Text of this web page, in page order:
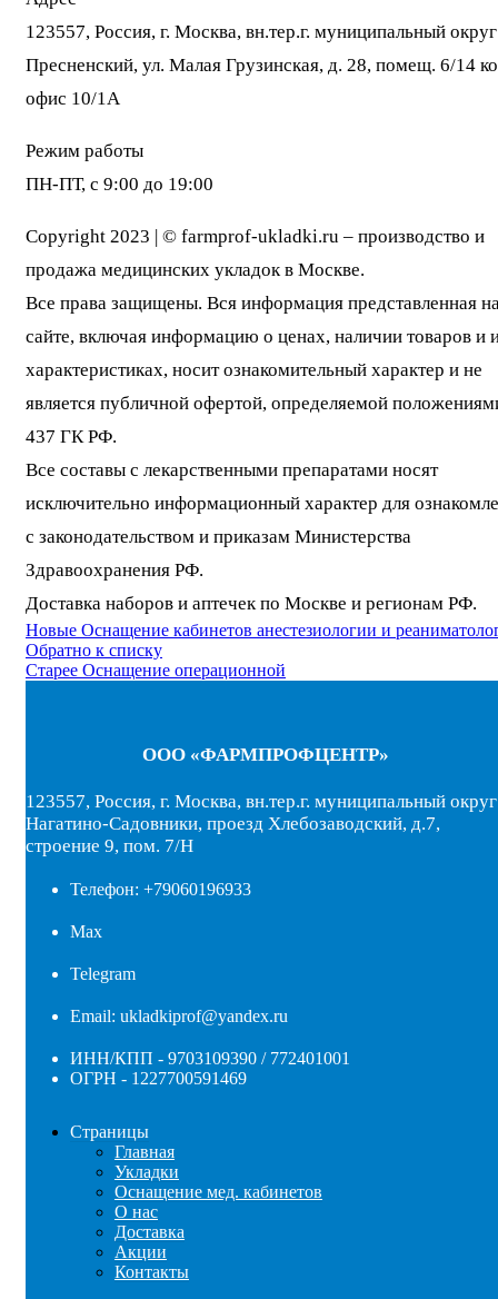
123557, Россия, г. Москва, вн.тер.г. муниципальный округ
Пресненский, ул. Малая Грузинская, д. 28, помещ. 6/14
офис 10/1А
Режим работы
ПН-ПТ, с 9:00 до 19:00
Copyright 2023 | © farmprof-ukladki.ru – производство и
продажа медицинских укладок в Москве.
Все права защищены. Вся информация представленная
сайте, включая информацию о ценах, наличии товаров и
характеристиках, носит ознакомительный характер и не
является публичной офертой, определяемой
437 ГК РФ.
Все составы с лекарственными препаратами носят
исключительно информационный характер для
с законодательством и приказам Министерства
Здравоохранения РФ.
Доставка наборов и аптечек по Москве и регионам РФ.
Новые Оснащение кабинетов анестезиологии и
Обратно к списку
Старее Оснащение операционной
ООО «ФАРМПРОФЦЕНТР»
123557, Россия, г. Москва, вн.тер.г. муниципальный округ
Нагатино-Садовники, проезд Хлебозаводский, д.7,
строение 9, пом. 7/Н
Телефон: +79060196933
Max
Telegram
Email: ukladkiprof@yandex.ru
ИНН/КПП - 9703109390 / 772401001
ОГРН - 1227700591469
Страницы
Главная
Укладки
Оснащение мед. кабинетов
О нас
Доставка
Акции
Контакты